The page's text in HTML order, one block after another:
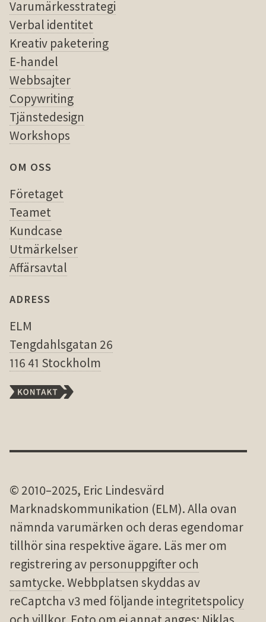
Varumärkesstrategi
Verbal identitet
Kreativ paketering
E-handel
Webbsajter
Copywriting
Tjänstedesign
Workshops
OM OSS
Företaget
Teamet
Kundcase
Utmärkelser
Affärsavtal
ADRESS
ELM
Tengdahlsgatan 26
116 41 Stockholm
© 2010–2025, Eric Lindesvärd
Marknadskommunikation (ELM). Alla ovan
nämnda varu­märken och deras egen­domar
tillhör sina res­pek­tive ägare. Läs mer om
registrering av personuppgifter och
samtycke. Webbplatsen skyddas av
reCaptcha v3 med följande integritetspolicy